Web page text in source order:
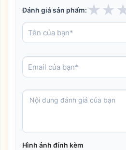
Đánh giá sản phẩm: ★ ★
Hình ảnh đính kèm